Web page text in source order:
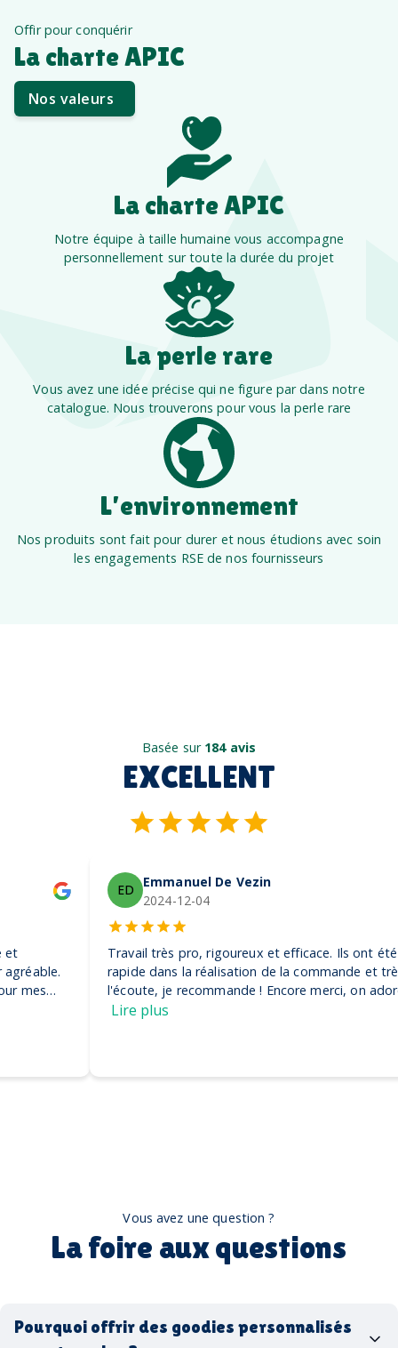
Offir pour conquérir
La charte APIC
Nos valeurs
La charte APIC
Notre équipe à taille humaine vous accompagne
personnellement sur toute la durée du projet
La perle rare
Vous avez une idée précise qui ne figure par dans notre
catalogue. Nous trouverons pour vous la perle rare
L’environnement
Nos produits sont fait pour durer et nous étudions avec soin
les engagements RSE de nos fournisseurs
Basée sur 184 avis
EXCELLENT
ED Emmanuel De Vezin
2024-12-04
Travail très pro, rigoureux et efficace. Ils ont été très
rapide dans la réalisation de la commande et très à
l'écoute, je recommande ! Encore merci, on adore nos
Vous avez une question ?
La foire aux questions
Pourquoi offrir des goodies personnalisés